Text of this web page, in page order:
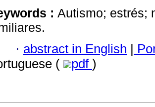
: Autismo; estrés;
· abstract in English |
(
pdf )